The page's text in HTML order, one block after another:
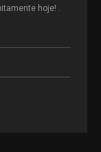
hoje! .